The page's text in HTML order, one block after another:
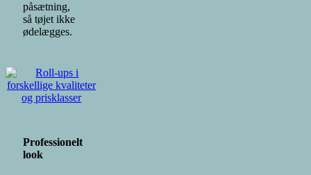
påsætning,
så tøjet ikke
ødelægges.
Professionelt
look